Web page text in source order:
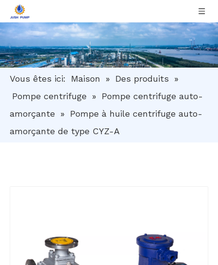
Vous êtes ici: Maison » Des produits
»
Pompe centrifuge
»
Pompe centrifuge auto-
amorçante
»
Pompe à huile centrifuge auto-
amorçante de type CYZ-A